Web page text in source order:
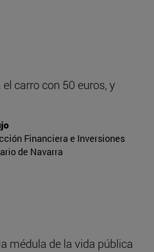
carro con 50 euros, y
Financiera e Inversiones
de Navarra
médula de la vida pública